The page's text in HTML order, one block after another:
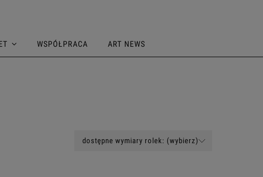
WSPÓŁPRACA ART NEWS
dostępne wymiary rolek: (wybierz)